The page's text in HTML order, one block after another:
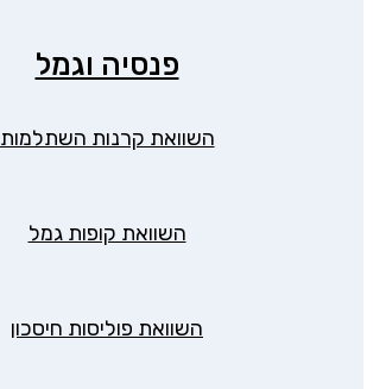
פנסיה וגמל
השוואת קרנות השתלמות
השוואת קופות גמל
השוואת פוליסות חיסכון